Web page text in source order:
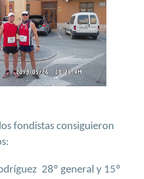
fondistas consiguieron
28º general y 15º